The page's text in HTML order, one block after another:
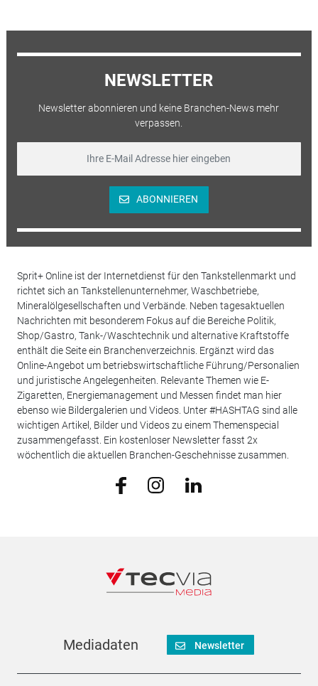
NEWSLETTER
Newsletter abonnieren und keine Branchen-News mehr
verpassen.
ABONNIEREN
Sprit+ Online ist der Internetdienst für den Tankstellenmarkt und
richtet sich an Tankstellenunternehmer, Waschbetriebe,
Mineralölgesellschaften und Verbände. Neben tagesaktuellen
Nachrichten mit besonderem Fokus auf die Bereiche Politik,
Shop/Gastro, Tank-/Waschtechnik und alternative Kraftstoffe
enthält die Seite ein Branchenverzeichnis. Ergänzt wird das
Online-Angebot um betriebswirtschaftliche Führung/Personalien
und juristische Angelegenheiten. Relevante Themen wie E-
Zigaretten, Energiemanagement und Messen findet man hier
ebenso wie Bildergalerien und Videos. Unter #HASHTAG sind alle
wichtigen Artikel, Bilder und Videos zu einem Themenspecial
zusammengefasst. Ein kostenloser Newsletter fasst 2x
wöchentlich die aktuellen Branchen-Geschehnisse zusammen.
Mediadaten Newsletter